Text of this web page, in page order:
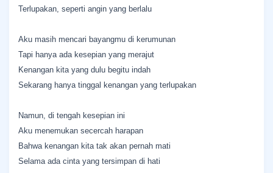
‎Terlupakan, seperti angin yang berlalu
‎Aku masih mencari bayangmu di kerumunan
‎Tapi hanya ada kesepian yang merajut
‎Kenangan kita yang dulu begitu indah
‎Sekarang hanya tinggal kenangan yang terlupakan
‎Namun, di tengah kesepian ini
‎Aku menemukan secercah harapan
‎Bahwa kenangan kita tak akan pernah mati
‎Selama ada cinta yang tersimpan di hati